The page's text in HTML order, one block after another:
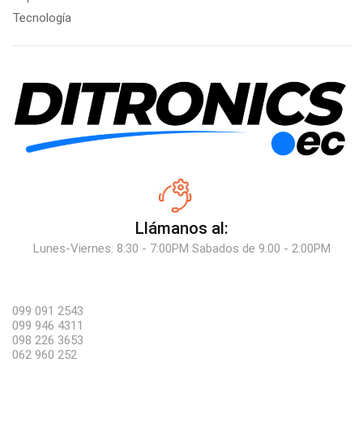
Tecnología
Llámanos al:
Lunes-Viernes: 8:30 - 7:00PM Sabados de 9:00 - 2:00PM
099 091 2543
099 946 4311
098 226 3653
062 960 252